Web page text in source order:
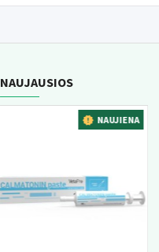
NAUJAUSIOS
NAUJIENA